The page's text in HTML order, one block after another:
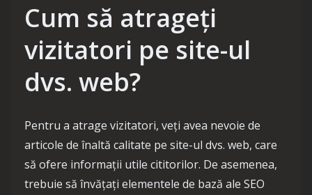
Cum să atrageți
vizitatori pe site-ul
dvs. web?
Pentru a atrage vizitatori, veți avea nevoie de
articole de înaltă calitate pe site-ul dvs. web, care
să ofere informații utile cititorilor. De asemenea,
trebuie să învățați elementele de bază ale SEO